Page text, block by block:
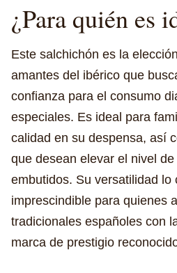
¿Para quién es
Este salchichón es la
amantes del ibérico que
confianza para el consumo
especiales. Es ideal para
calidad en su despensa, así
que desean elevar el nivel
embutidos. Su versatilidad lo
imprescindible para quienes
tradicionales españoles con
marca de prestigio